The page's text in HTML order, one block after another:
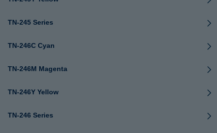
TN-245 Series
TN-246C Cyan
TN-246M Magenta
TN-246Y Yellow
TN-246 Series